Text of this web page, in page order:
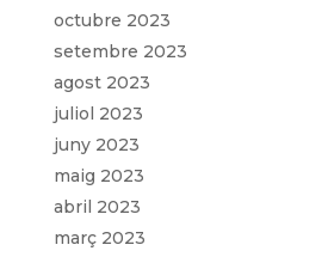
octubre 2023
setembre 2023
agost 2023
juliol 2023
juny 2023
maig 2023
abril 2023
març 2023